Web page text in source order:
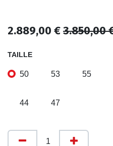
2.889,00 €3.850,00
TAILLE
50 53 55
44 47